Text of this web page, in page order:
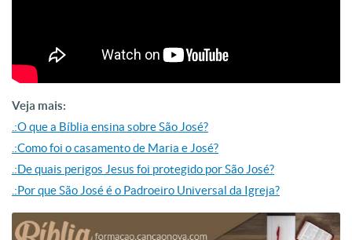
Veja mais:
.:O que a Bíblia ensina sobre São José?
.:Como foi o casamento de Maria e José?
.:De quais perigos Jesus foi protegido por São José?
.:Por que São José é o Padroeiro Universal da Igreja?